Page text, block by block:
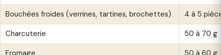
Bouchées froides (verrines, tartines, brochettes)
4 à 5
Charcuterie
50 à 70 g
Fromage
50 à 60 g